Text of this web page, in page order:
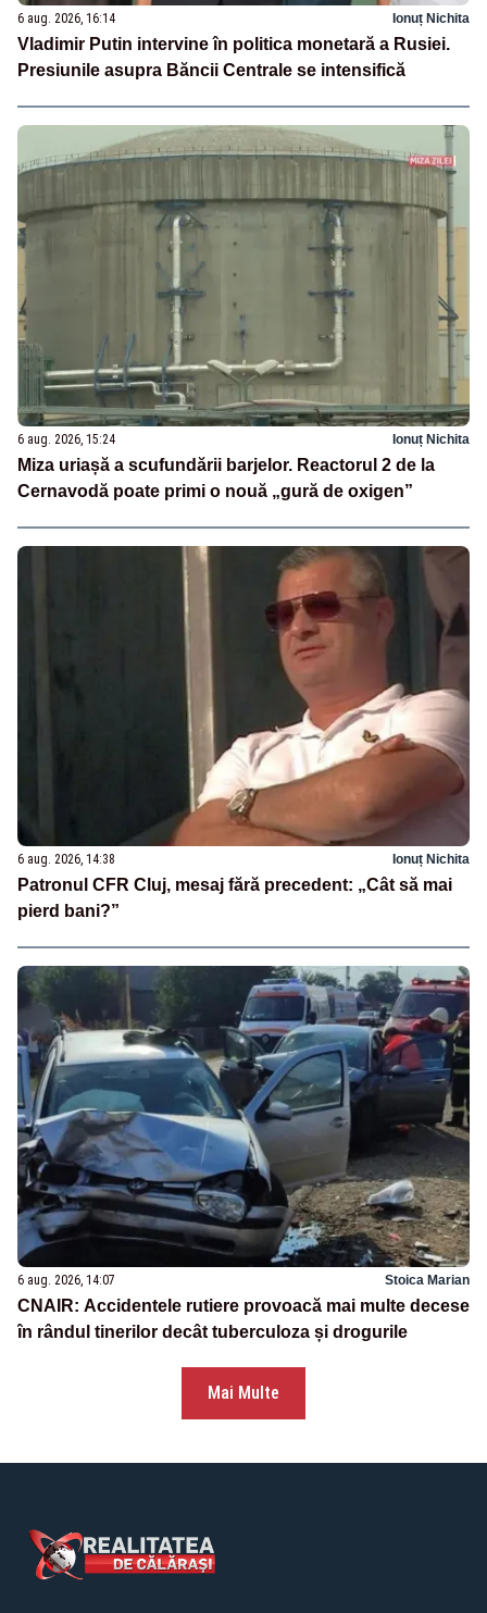
6 aug. 2026, 16:14 Ionuț Nichita
Vladimir Putin intervine în politica monetară a Rusiei.
Presiunile asupra Băncii Centrale se intensifică
6 aug. 2026, 15:24 Ionuț Nichita
Miza uriașă a scufundării barjelor. Reactorul 2 de la
Cernavodă poate primi o nouă „gură de oxigen”
6 aug. 2026, 14:38 Ionuț Nichita
Patronul CFR Cluj, mesaj fără precedent: „Cât să mai
pierd bani?”
6 aug. 2026, 14:07 Stoica Marian
CNAIR: Accidentele rutiere provoacă mai multe decese
în rândul tinerilor decât tuberculoza și drogurile
Mai Multe